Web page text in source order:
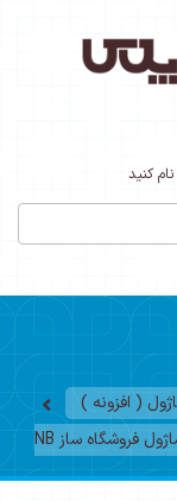
کنید
( افزونه )
لایسنس ماژول فروشگاه ساز NB